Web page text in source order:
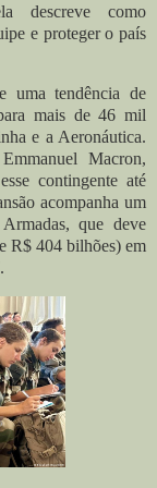
descreve como
e proteger o país
uma tendência de
mais de 46 mil
e a Aeronáutica.
Macron,
contingente até
acompanha um
que deve
R$ 404 bilhões) em